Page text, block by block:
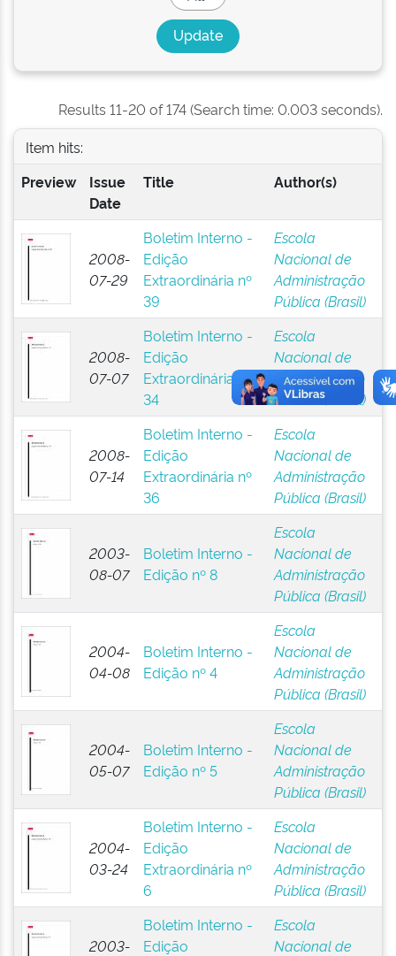
Results 11-20 of 174 (Search time: 0.003 seconds).
Item hits:
Preview
Issue
Date
Title Author(s)
2008-
07-29
Boletim Interno -
Edição
Extraordinária nº
39
Escola
Nacional de
Administração
Pública (Brasil)
2008-
07-07
Boletim Interno -
Edição
Extraordinária nº
34
Escola
Nacional de
Administração
Pública (Brasil)
2008-
07-14
Boletim Interno -
Edição
Extraordinária nº
36
Escola
Nacional de
Administração
Pública (Brasil)
2003-
08-07
Boletim Interno -
Edição nº 8
Escola
Nacional de
Administração
Pública (Brasil)
2004-
04-08
Boletim Interno -
Edição nº 4
Escola
Nacional de
Administração
Pública (Brasil)
2004-
05-07
Boletim Interno -
Edição nº 5
Escola
Nacional de
Administração
Pública (Brasil)
2004-
03-24
Boletim Interno -
Edição
Extraordinária nº
6
Escola
Nacional de
Administração
Pública (Brasil)
2003-
Boletim Interno -
Edição
Escola
Nacional de